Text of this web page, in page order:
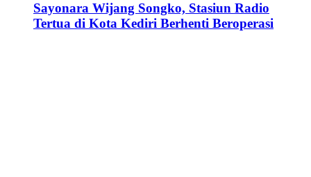
Sayonara Wijang Songko, Stasiun Radio
Tertua di Kota Kediri Berhenti Beroperasi